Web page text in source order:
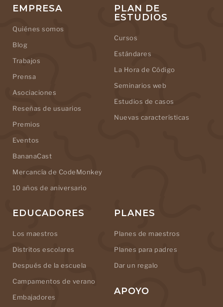
EMPRESA
Quiénes somos
Blog
Trabajos
Prensa
Asociaciones
Reseñas de usuarios
Premios
Eventos
BananaCast
Mercancía de CodeMonkey
10 años de aniversario
PLAN DE
ESTUDIOS
Cursos
Estándares
La Hora de Código
Seminarios web
Estudios de casos
Nuevas características
EDUCADORES
Los maestros
Distritos escolares
Después de la escuela
Campamentos de verano
Embajadores
PLANES
Planes de maestros
Planes para padres
Dar un regalo
APOYO